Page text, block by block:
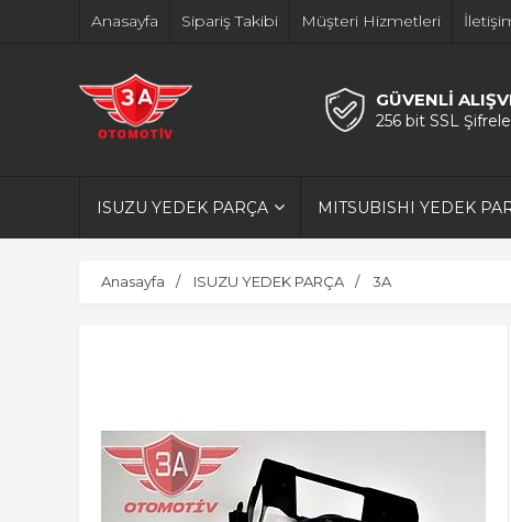
Anasayfa Sipariş Takibi Müşteri Hizmetleri
GÜVENLİ
256 bit SSL
ISUZU YEDEK PARÇA MITSUBISHI YEDEK
Anasayfa ISUZU YEDEK PARÇA 3A